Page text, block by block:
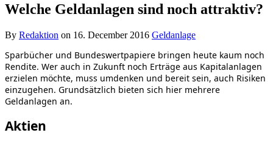
Welche Geldanlagen sind noch attraktiv?
By Redaktion on 16. December 2016 Geldanlage
Sparbücher und Bundeswertpapiere bringen heute kaum noch
Rendite. Wer auch in Zukunft noch Erträge aus Kapitalanlagen
erzielen möchte, muss umdenken und bereit sein, auch Risiken
einzugehen. Grundsätzlich bieten sich hier mehrere
Geldanlagen an.
Aktien